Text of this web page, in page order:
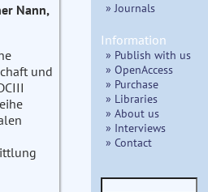
Nann,
und
» Journals
Information
» Publish with us
» OpenAccess
» Purchase
» Libraries
» About us
» Interviews
» Contact